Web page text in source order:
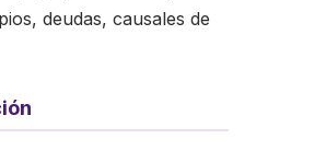
deudas, causales de